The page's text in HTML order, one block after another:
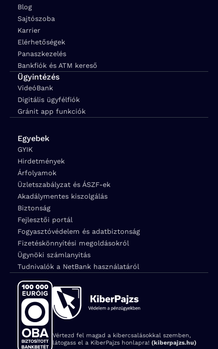
Blog
Sajtószoba
Karrier
Elérhetőségek
Panaszkezelés
Bankfiók és ATM kereső
Ügyintézés
VideóBank
Digitális ügyfélfiók
Gránit app funkciók
Egyebek
GYIK
Hirdetmények
Árfolyamok
Üzletszabályzat és ÁSZF-ek
Akadálymentes kiszolgálás
Biztonság
Fejlesztői portál
Fogyasztóvédelem és adatbiztonság
Fizetéskönnyítési megoldásokról
Ügynöki számlanyitás
Tudnivalók a NetBank használatáról
Vértezd fel magad a kibercsalásokkal szemben,
látogass el a KiberPajzs honlapra! (kiberpajzs.hu)